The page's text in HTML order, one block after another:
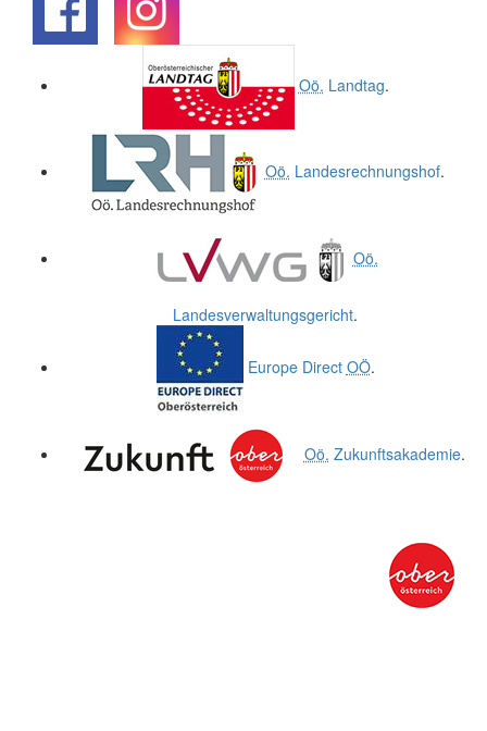
Oö. Landtag.
Oö. Landesrechnungshof.
Oö.
Landesverwaltungsgericht.
Europe Direct OÖ.
Oö. Zukunftsakademie.